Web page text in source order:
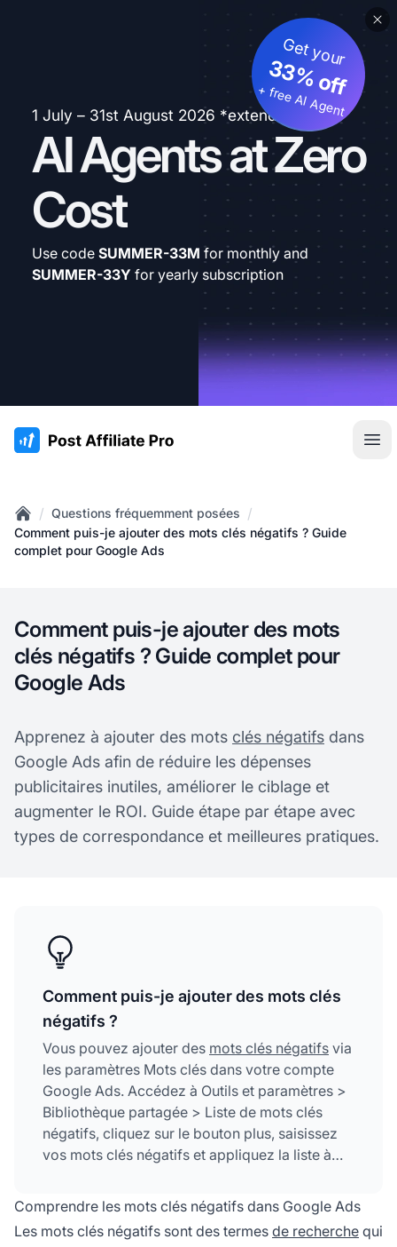
1 July – 31st August 2026 *extended
AI Agents at Zero
Cost
Get your
33% off
+ free AI Agent
Use code SUMMER-33M for monthly and
SUMMER-33Y for yearly subscription
:site.title
Home
/ Questions fréquemment posées /
Comment puis-je ajouter des mots clés négatifs ? Guide
complet pour Google Ads
Comment puis-je ajouter des mots
clés négatifs ? Guide complet pour
Google Ads
Apprenez à ajouter des mots clés négatifs dans
Google Ads afin de réduire les dépenses
publicitaires inutiles, améliorer le ciblage et
augmenter le ROI. Guide étape par étape avec
types de correspondance et meilleures pratiques.
Comment puis-je ajouter des mots clés
négatifs ?
Vous pouvez ajouter des mots clés négatifs via
les paramètres Mots clés dans votre compte
Google Ads. Accédez à Outils et paramètres >
Bibliothèque partagée > Liste de mots clés
négatifs, cliquez sur le bouton plus, saisissez
vos mots clés négatifs et appliquez la liste à
vos annonces sur des recherches non
pertinentes.
Comprendre les mots clés négatifs dans Google Ads
Les mots clés négatifs sont des termes de recherche qui